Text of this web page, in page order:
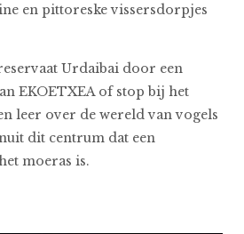
en pittoreske vissersdorpjes
Urdaibai door een
EKOETXEA of stop bij het
leer over de wereld van vogels
dit centrum dat een
moeras is.